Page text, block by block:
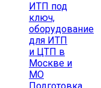
ИТП под
ключ,
оборудование
для ИТП
и ЦТП в
Москве и
МО